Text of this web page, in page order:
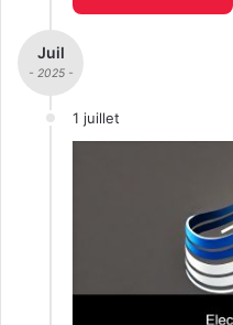
Juil
- 2025 -
1 juillet